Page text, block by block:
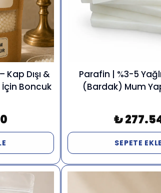
Dışı &
İçin Boncuk
Parafin | %3-5
(Bardak) Mum
₺
SEPETE EKLE